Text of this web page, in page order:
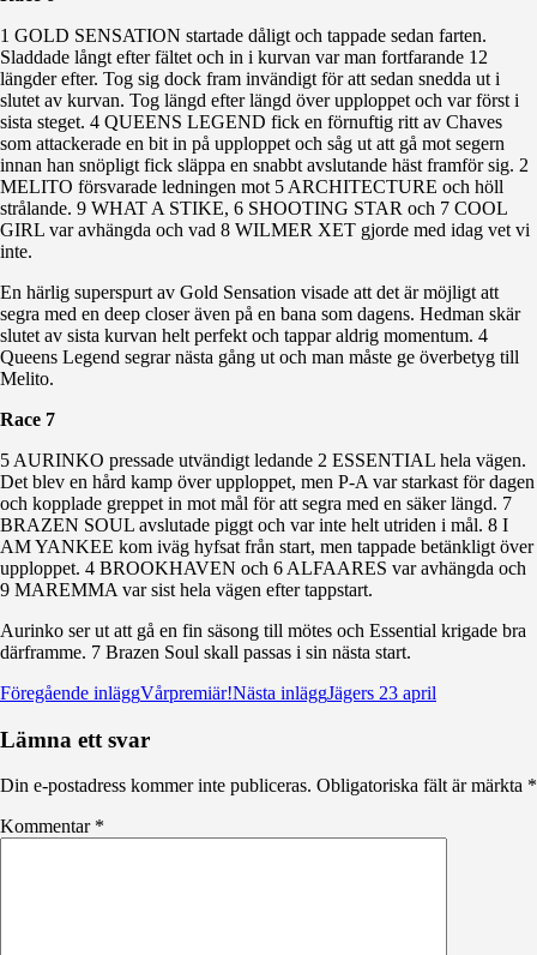
1 GOLD SENSATION startade dåligt och tappade sedan farten.
Sladdade långt efter fältet och in i kurvan var man fortfarande 12
längder efter. Tog sig dock fram invändigt för att sedan snedda ut i
slutet av kurvan. Tog längd efter längd över upploppet och var först i
sista steget. 4 QUEENS LEGEND fick en förnuftig ritt av Chaves
som attackerade en bit in på upploppet och såg ut att gå mot segern
innan han snöpligt fick släppa en snabbt avslutande häst framför sig. 2
MELITO försvarade ledningen mot 5 ARCHITECTURE och höll
strålande. 9 WHAT A STIKE, 6 SHOOTING STAR och 7 COOL
GIRL var avhängda och vad 8 WILMER XET gjorde med idag vet vi
inte.
En härlig superspurt av Gold Sensation visade att det är möjligt att
segra med en deep closer även på en bana som dagens. Hedman skär
slutet av sista kurvan helt perfekt och tappar aldrig momentum. 4
Queens Legend segrar nästa gång ut och man måste ge överbetyg till
Melito.
Race 7
5 AURINKO pressade utvändigt ledande 2 ESSENTIAL hela vägen.
Det blev en hård kamp över upploppet, men P-A var starkast för dagen
och kopplade greppet in mot mål för att segra med en säker längd. 7
BRAZEN SOUL avslutade piggt och var inte helt utriden i mål. 8 I
AM YANKEE kom iväg hyfsat från start, men tappade betänkligt över
upploppet. 4 BROOKHAVEN och 6 ALFAARES var avhängda och
9 MAREMMA var sist hela vägen efter tappstart.
Aurinko ser ut att gå en fin säsong till mötes och Essential krigade bra
därframme. 7 Brazen Soul skall passas i sin nästa start.
Inläggsnavigering
Föregående inläggVårpremiär!Nästa inläggJägers 23 april
Lämna ett svar
Din e-postadress kommer inte publiceras. Obligatoriska fält är märkta *
Kommentar *